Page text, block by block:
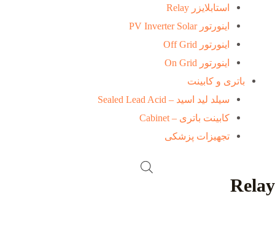
استابلایزر Relay
اینورتور PV Inverter Solar
اینورتور Off Grid
اینورتور On Grid
باتری و کابینت
سیلد لید اسید – Sealed Lead Acid
کابینت باتری – Cabinet
تجهیزات پزشکی
Relay